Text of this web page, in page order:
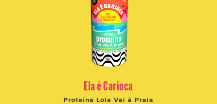
Ela é Carioca
Proteína Lola Vai à Praia